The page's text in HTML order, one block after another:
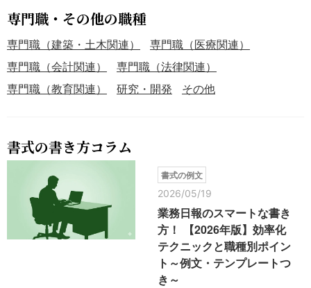
専門職・その他の職種
専門職（建築・土木関連）
専門職（医療関連）
専門職（会計関連）
専門職（法律関連）
専門職（教育関連）
研究・開発 その他
書式の書き方コラム
書式の例文
2026/05/19
業務日報のスマートな書き
方！ 【2026年版】効率化
テクニックと職種別ポイン
ト～例文・テンプレートつ
き～